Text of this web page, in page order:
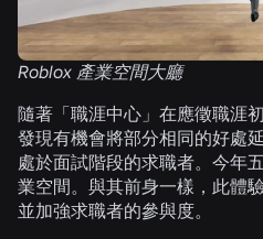
Roblox 產業空間大廳
隨著「職涯中心」在應徵職涯
發現有機會將部分相同的好處
處於面試階段的求職者。今年
業空間。與其前身一樣，此體
並加強求職者的參與度。